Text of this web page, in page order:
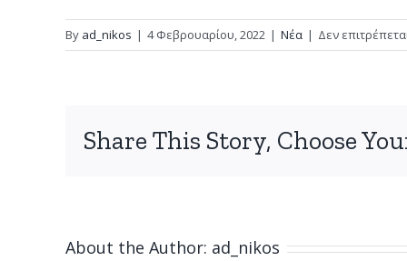
By ad_nikos | 4 Φεβρουαρίου, 2022 | Νέα | Δεν
Share This Story, Choose
About the Author: ad_nikos